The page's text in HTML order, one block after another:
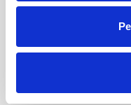
35,00 Lei